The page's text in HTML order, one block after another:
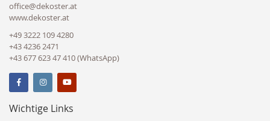
office@dekoster.at
www.dekoster.at
+49 3222 109 4280
+43 4236 2471
+43 677 623 47 410 (WhatsApp)
Wichtige Links